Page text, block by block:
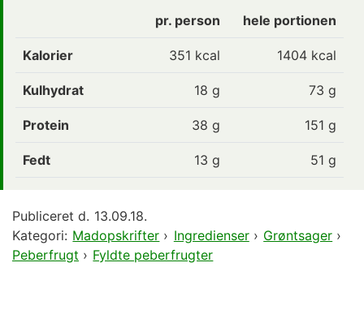
pr. person hele portionen
Kalorier 351 kcal 1404 kcal
Kulhydrat 18 g 73 g
Protein 38 g 151 g
Fedt 13 g 51 g
Publiceret d. 13.09.18.
Kategori: Madopskrifter › Ingredienser› Grøntsager ›
Peberfrugt › Fyldte peberfrugter